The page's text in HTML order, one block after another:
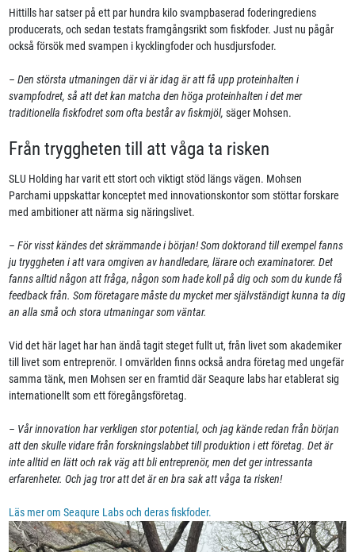
Hittills har satser på ett par hundra kilo svampbaserad foderingrediens
producerats, och sedan testats framgångsrikt som fiskfoder. Just nu pågår
också försök med svampen i kycklingfoder och husdjursfoder.
– Den största utmaningen där vi är idag är att få upp proteinhalten i
svampfodret, så att det kan matcha den höga proteinhalten i det mer
traditionella fiskfodret som ofta består av fiskmjöl, säger Mohsen.
Från tryggheten till att våga ta risken
SLU Holding har varit ett stort och viktigt stöd längs vägen. Mohsen
Parchami uppskattar konceptet med innovationskontor som stöttar forskare
med ambitioner att närma sig näringslivet.
– För visst kändes det skrämmande i början! Som doktorand till exempel fanns
ju tryggheten i att vara omgiven av handledare, lärare och examinatorer. Det
fanns alltid någon att fråga, någon som hade koll på dig och som du kunde få
feedback från. Som företagare måste du mycket mer självständigt kunna ta dig
an alla små och stora utmaningar som väntar.
Vid det här laget har han ändå tagit steget fullt ut, från livet som akademiker
till livet som entreprenör. I omvärlden finns också andra företag med ungefär
samma tänk, men Mohsen ser en framtid där Seaqure labs har etablerat sig
internationellt som ett föregångsföretag.
– Vår innovation har verkligen stor potential, och jag kände redan från början
att den skulle vidare från forskningslabbet till produktion i ett företag. Det är
inte alltid en lätt och rak väg att bli entreprenör, men det ger intressanta
erfarenheter. Och jag tror att det är en bra sak att våga ta risken!
Läs mer om Seaqure Labs och deras fiskfoder.